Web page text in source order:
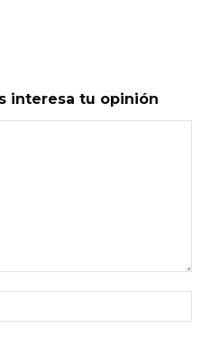
interesa tu opinión